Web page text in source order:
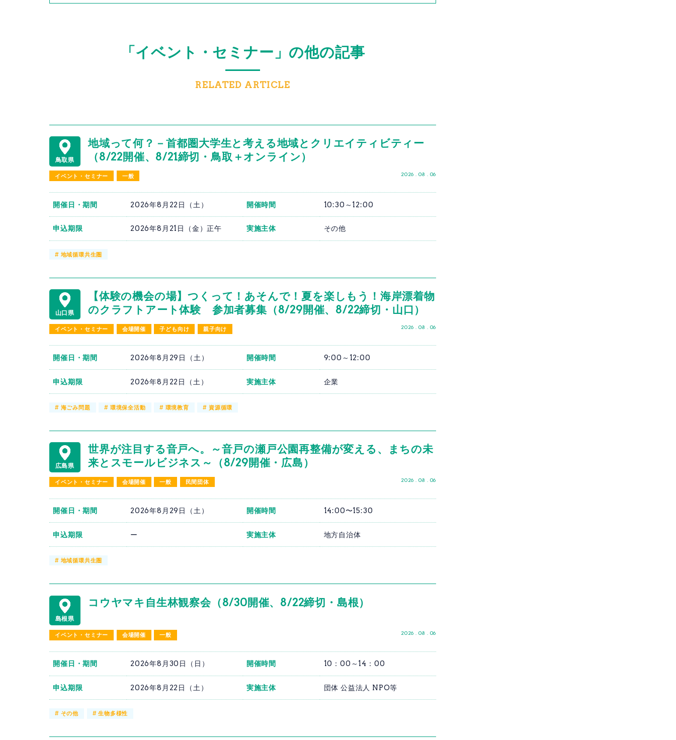
「イベント・セミナー」の他の記事
RELATED ARTICLE
鳥取県
地域って何？－首都圏大学生と考える地域とクリエイティビティー
（8/22開催、8/21締切・鳥取＋オンライン）
イベント・セミナー 一般 2026 . 08 . 06
開催日・期間 2026年8月22日（土） 開催時間 10:30～12:00
申込期限 2026年8月21日（金）正午 実施主体 その他
# 地域循環共生圏
山口県
【体験の機会の場】つくって！あそんで！夏を楽しもう！海岸漂着物
のクラフトアート体験 参加者募集（8/29開催、8/22締切・山口）
イベント・セミナー 会場開催 子ども向け 親子向け 2026 . 08 . 06
開催日・期間 2026年8月29日（土） 開催時間 9:00～12:00
申込期限 2026年8月22日（土） 実施主体 企業
# 海ごみ問題 # 環境保全活動 # 環境教育 # 資源循環
広島県
世界が注目する音戸へ。～音戸の瀬戸公園再整備が変える、まちの未
来とスモールビジネス～（8/29開催・広島）
イベント・セミナー 会場開催 一般 民間団体 2026 . 08 . 06
開催日・期間 2026年8月29日（土） 開催時間 14:00〜15:30
申込期限 ー 実施主体 地方自治体
# 地域循環共生圏
島根県
コウヤマキ自生林観察会（8/30開催、8/22締切・島根）
イベント・セミナー 会場開催 一般 2026 . 08 . 06
開催日・期間 2026年8月30日（日） 開催時間 10：00～14：00
申込期限 2026年8月22日（土） 実施主体 団体 公益法人 NPO等
# その他 #生物多様性